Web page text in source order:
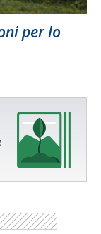
per lo